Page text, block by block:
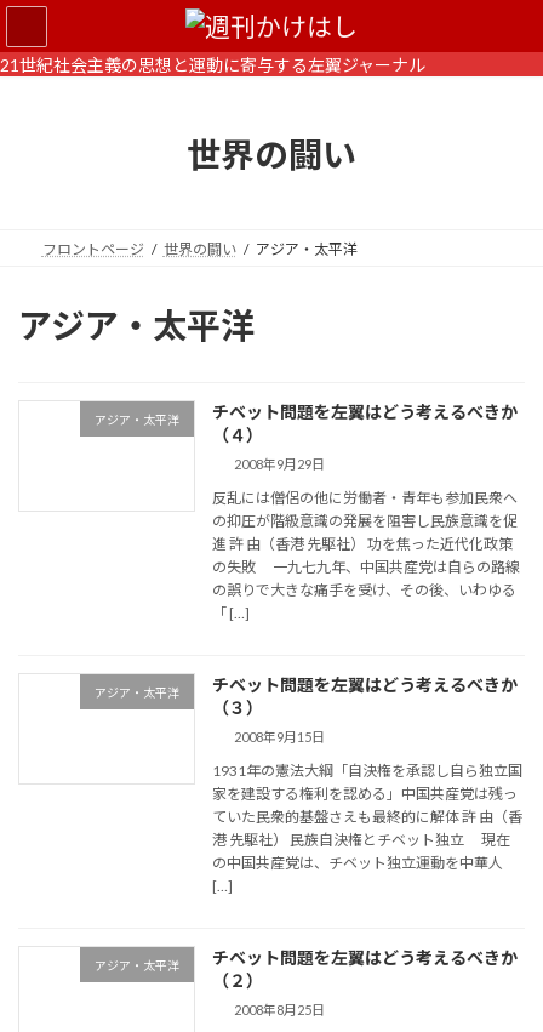
コ
テ
ナ
ゲ
21世紀社会主義の思想と運動に寄与する左翼ジャーナル
世界の闘い
フロントページ 世界の闘い アジア・太平洋
アジア・太平洋
アジア・太平洋
チベット問題を左翼はどう考えるべきか
（４）
2008年9月29日
反乱には僧侶の他に労働者・青年も参加民衆へ
の抑圧が階級意識の発展を阻害し民族意識を促
進 許 由（香港 先駆社） 功を焦った近代化政策
の失敗 一九七九年、中国共産党は自らの路線
の誤りで大きな痛手を受け、その後、いわゆる
「 […]
アジア・太平洋
チベット問題を左翼はどう考えるべきか
（３）
2008年9月15日
1931年の憲法大綱「自決権を承認し自ら独立国
家を建設する権利を認める」中国共産党は残っ
ていた民衆的基盤さえも最終的に解体 許 由（香
港 先駆社） 民族自決権とチベット独立 現在
の中国共産党は、チベット独立運動を中華人
[…]
アジア・太平洋
チベット問題を左翼はどう考えるべきか
（２）
2008年8月25日